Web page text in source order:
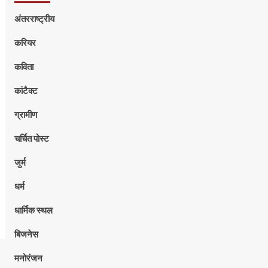
अंतरराष्ट्रीय
करियर
कविता
कांटैक्ट
ग्रामीण
चर्चित पोस्ट
जुर्म
धर्म
धार्मिक स्थल
बिजनेस
मनोरंजन